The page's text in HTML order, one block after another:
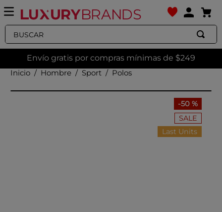
Buscar
Envío gratis por compras mínimas de $249
Hombre
Sport Polos
-50 %
SALE
Last Units